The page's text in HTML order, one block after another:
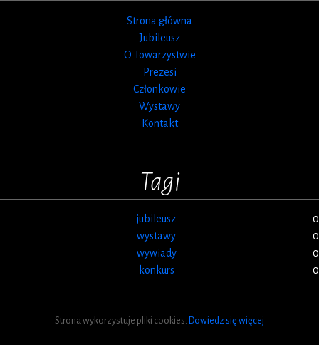
Strona główna
Jubileusz
O Towarzystwie
Prezesi
Członkowie
Wystawy
Kontakt
Tagi
jubileusz
0
wystawy
0
wywiady
0
konkurs
0
Strona wykorzystuje pliki cookies. Dowiedz się więcej